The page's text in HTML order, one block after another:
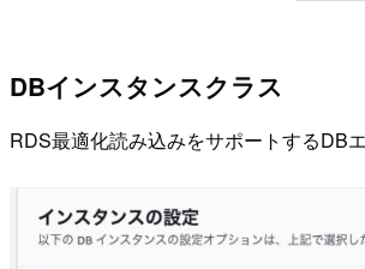
DBインスタンスクラス
RDS最適化読み込みをサポートするDBエ